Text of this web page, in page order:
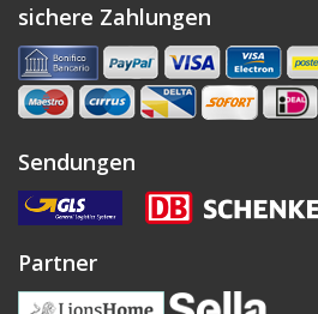
sichere Zahlungen
Sendungen
Partner